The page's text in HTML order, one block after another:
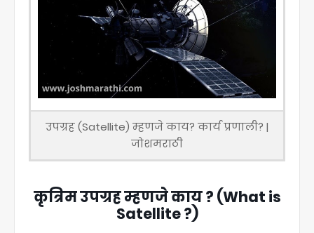
उपग्रह (Satellite) म्हणजे काय? कार्य प्रणाली? |
जोशमराठी
कृत्रिम उपग्रह म्हणजे काय ? (What is
Satellite ?)